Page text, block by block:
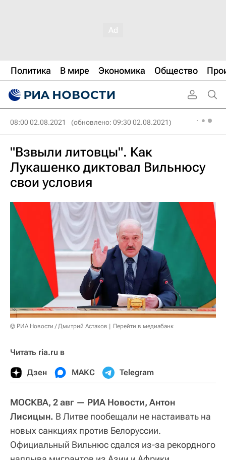
Политика В мире Экономика Общество
08:00 02.08.2021 (обновлено: 09:30 02.08.2021)
"Взвыли литовцы". Как
Лукашенко диктовал Вильнюсу
свои условия
© РИА Новости / Дмитрий Астахов Перейти в медиабанк
Читать ria.ru в
Дзен МАКС Telegram
МОСКВА, 2 авг — РИА Новости, Антон
Лисицын. В Литве пообещали не настаивать на
новых санкциях против Белоруссии.
Официальный Вильнюс сдался из-за рекордного